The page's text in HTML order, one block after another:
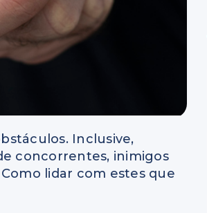
Inclusive,
concorrentes, inimigos
lidar com estes que